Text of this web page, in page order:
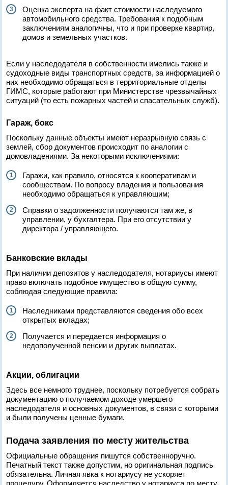
Оценка эксперта на факт стоимости наследуемого
автомобильного средства. Требования к подобным
заключениям аналогичны, что и при проверке квартир,
домов и земельных участков.
Если у наследодателя в собственности имелись также и
судоходные виды транспортных средств, за информацией о
них необходимо обращаться в территориальные отделы
ГИМС, которые работают при Министерстве чрезвычайных
ситуаций (то есть пожарных частей и спасательных служб).
Гараж, бокс
Поскольку данные объекты имеют неразрывную связь с
землей, сбор документов происходит по аналогии с
домовладениями. За некоторыми исключениями:
Гаражи, как правило, относятся к кооперативам и
сообществам. По вопросу владения и пользования
необходимо обращаться к управляющим;
Справки о задолженности получаются там же, в
управлении, у бухгалтера. При его отсутствии у
директора / управляющего.
Банковские вклады
При наличии депозитов у наследодателя, нотариусы имеют
право включать подобное имущество в общую сумму,
соблюдая следующие правила:
Наследниками представляются сведения обо всех
открытых вкладах;
Получается и передается информация о
недополученной пенсии и других выплатах.
Акции, облигации
Здесь все немного труднее, поскольку потребуется собрать
документацию о получаемом доходе умершего
наследодателя и основных документов, в связи с которыми
и были получены ценные бумаги.
Подача заявления по месту жительства
Официальные обращения пишутся собственноручно.
Печатный текст также допустим, но оригинальная подпись
обязательна. Личная явка к нотариусу не ускоряет
процедуру. Оформляется наследство у нотариуса по месту